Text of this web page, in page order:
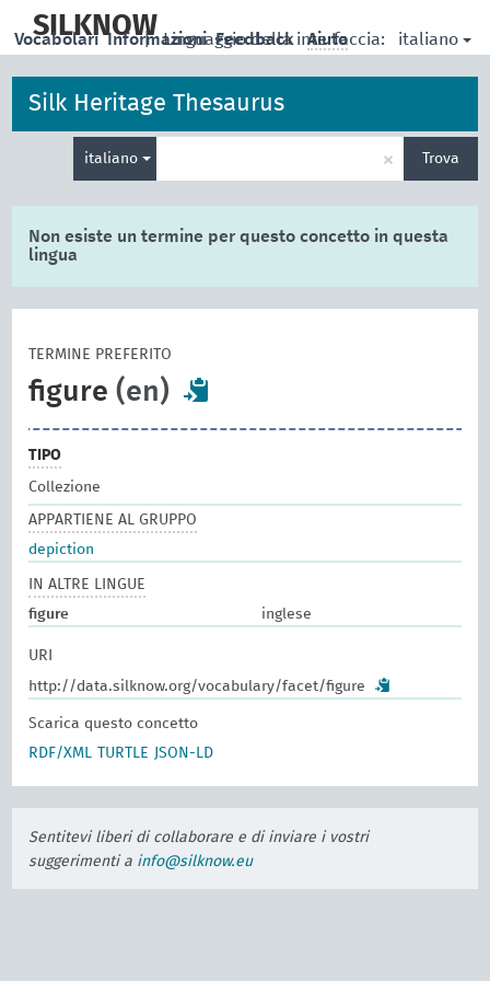
main
SILKNOW
| Linguaggio della interfaccia: italiano
Vocabolari Informazioni Feedback Aiuto
Silk Heritage Thesaurus
italiano
la
× Trova
Non esiste un termine per questo concetto in questa
lingua
TERMINE PREFERITO
figure (en)
TIPO
Collezione
APPARTIENE AL GRUPPO
depiction
IN ALTRE LINGUE
figure
inglese
URI
http://data.silknow.org/vocabulary/facet/figure
Scarica questo concetto
RDF/XML
TURTLE JSON-LD
Sentitevi liberi di collaborare e di inviare i vostri
suggerimenti a info@silknow.eu